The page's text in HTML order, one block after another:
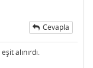
Cevapla
alınırdı.